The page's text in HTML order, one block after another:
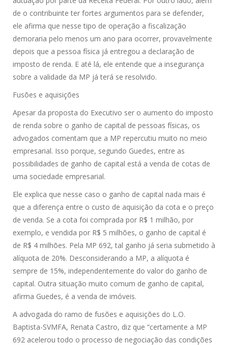
de o contribuinte ter fortes argumentos para se defender,
ele afirma que nesse tipo de operação a fiscalização
demoraria pelo menos um ano para ocorrer, provavelmente
depois que a pessoa física já entregou a declaração de
imposto de renda. E até lá, ele entende que a insegurança
sobre a validade da MP já terá se resolvido.
Fusões e aquisições
Apesar da proposta do Executivo ser o aumento do imposto
de renda sobre o ganho de capital de pessoas físicas, os
advogados comentam que a MP repercutiu muito no meio
empresarial. Isso porque, segundo Guedes, entre as
possibilidades de ganho de capital está a venda de cotas de
uma sociedade empresarial.
Ele explica que nesse caso o ganho de capital nada mais é
que a diferença entre o custo de aquisição da cota e o preço
de venda. Se a cota foi comprada por R$ 1 milhão, por
exemplo, e vendida por R$ 5 milhões, o ganho de capital é
de R$ 4 milhões. Pela MP 692, tal ganho já seria submetido à
alíquota de 20%. Desconsiderando a MP, a alíquota é
sempre de 15%, independentemente do valor do ganho de
capital. Outra situação muito comum de ganho de capital,
afirma Guedes, é a venda de imóveis.
A advogada do ramo de fusões e aquisições do L.O.
Baptista-SVMFA, Renata Castro, diz que “certamente a MP
692 acelerou todo o processo de negociação das condições